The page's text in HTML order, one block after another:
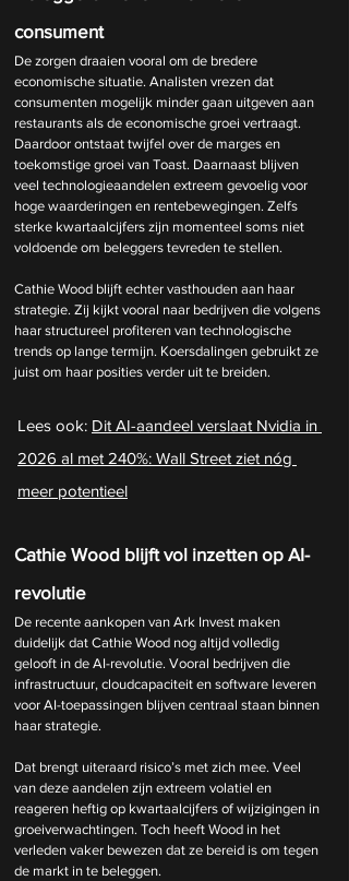
consument
De zorgen draaien vooral om de bredere
economische situatie. Analisten vrezen dat
consumenten mogelijk minder gaan uitgeven aan
restaurants als de economische groei vertraagt.
Daardoor ontstaat twijfel over de marges en
toekomstige groei van Toast. Daarnaast blijven
veel technologieaandelen extreem gevoelig voor
hoge waarderingen en rentebewegingen. Zelfs
sterke kwartaalcijfers zijn momenteel soms niet
voldoende om beleggers tevreden te stellen.
Cathie Wood blijft echter vasthouden aan haar
strategie. Zij kijkt vooral naar bedrijven die volgens
haar structureel profiteren van technologische
trends op lange termijn. Koersdalingen gebruikt ze
juist om haar posities verder uit te breiden.
Lees ook: Dit AI-aandeel verslaat Nvidia in
2026 al met 240%: Wall Street ziet nóg
meer potentieel
Cathie Wood blijft vol inzetten op AI-
revolutie
De recente aankopen van Ark Invest maken
duidelijk dat Cathie Wood nog altijd volledig
gelooft in de AI-revolutie. Vooral bedrijven die
infrastructuur, cloudcapaciteit en software leveren
voor AI-toepassingen blijven centraal staan binnen
haar strategie.
Dat brengt uiteraard risico’s met zich mee. Veel
van deze aandelen zijn extreem volatiel en
reageren heftig op kwartaalcijfers of wijzigingen in
groeiverwachtingen. Toch heeft Wood in het
verleden vaker bewezen dat ze bereid is om tegen
de markt in te beleggen.